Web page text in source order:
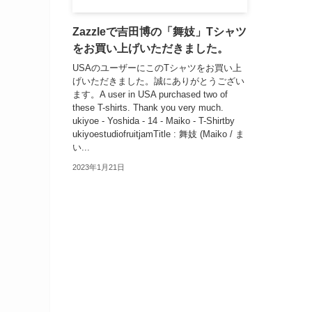
Zazzleで吉田博の「舞妓」Tシャツ
をお買い上げいただきました。
USAのユーザーにこのTシャツをお買い上
げいただきました。誠にありがとうござい
ます。A user in USA purchased two of
these T-shirts. Thank you very much.
ukiyoe - Yoshida - 14 - Maiko - T-Shirtby
ukiyoestudiofruitjamTitle : 舞妓 (Maiko / ま
い...
2023年1月21日